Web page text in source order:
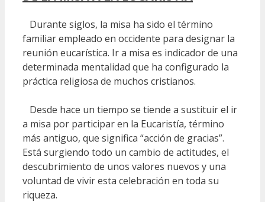
Durante siglos, la misa ha sido el término
familiar empleado en occidente para designar la
reunión eucarística. Ir a misa es indicador de una
determinada mentalidad que ha configurado la
práctica religiosa de muchos cristianos.
Desde hace un tiempo se tiende a sustituir el ir
a misa por participar en la Eucaristía, término
más antiguo, que significa “acción de gracias”.
Está surgiendo todo un cambio de actitudes, el
descubrimiento de unos valores nuevos y una
voluntad de vivir esta celebración en toda su
riqueza.